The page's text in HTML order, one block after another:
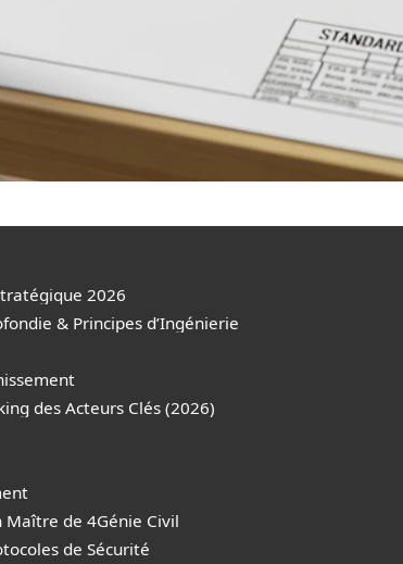
2026
& Principes d’Ingénierie
des Acteurs Clés (2026)
Maître de 4Génie Civil
de Sécurité